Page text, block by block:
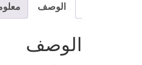
الوصف
الوصف